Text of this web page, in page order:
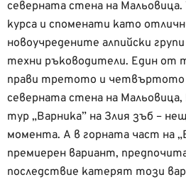
северната стена на
курса и споменати като
новоучредените алпийски
техни ръководители. Един от
прави третото и четвъртото
северната стена на
тур „Варника” на Злия зъб –
момента. А в горната част на
премиерен вариант,
последствие катерят този